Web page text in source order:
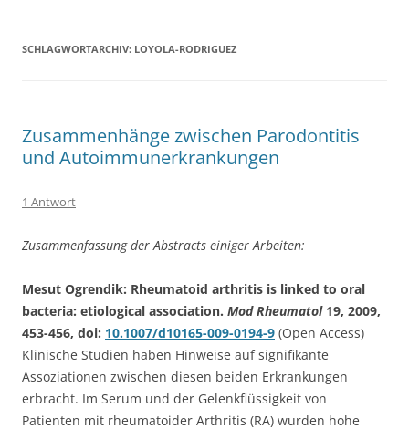
SCHLAGWORTARCHIV: LOYOLA-RODRIGUEZ
Zusammenhänge zwischen Parodontitis
und Autoimmunerkrankungen
1 Antwort
Zusammenfassung der Abstracts einiger Arbeiten:
Mesut Ogrendik: Rheumatoid arthritis is linked to oral
bacteria: etiological association. Mod Rheumatol19, 2009,
453-456, doi: 10.1007/d10165-009-0194-9 (Open Access)
Klinische Studien haben Hinweise auf signifikante
Assoziationen zwischen diesen beiden Erkrankungen
erbracht. Im Serum und der Gelenkflüssigkeit von
Patienten mit rheumatoider Arthritis (RA) wurden hohe